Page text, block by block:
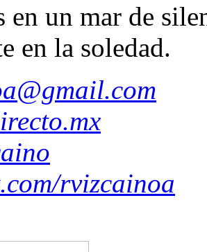
en un mar de
en la soledad.
rvizcainoa